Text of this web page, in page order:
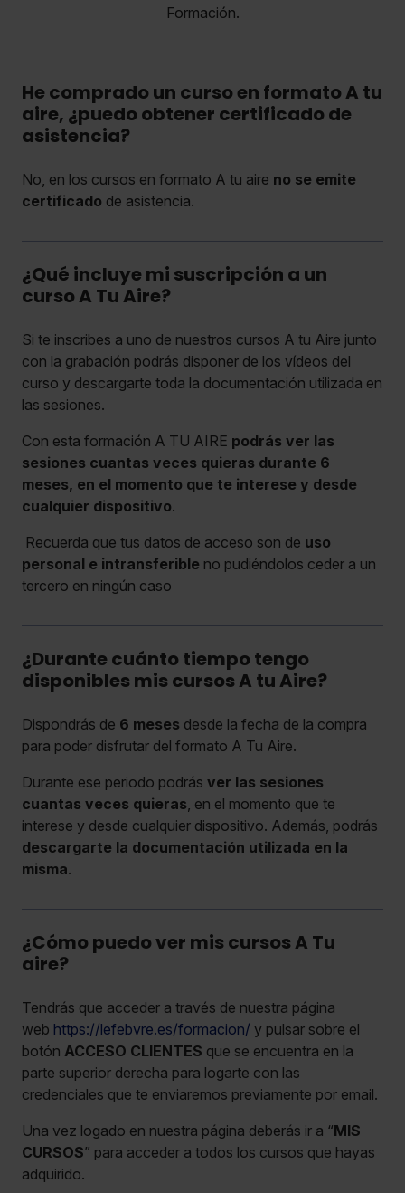
Formación.
He comprado un curso en formato A tu
aire, ¿puedo obtener certificado de
asistencia?
No, en los cursos en formato A tu aire no se emite
certificado de asistencia.
¿Qué incluye mi suscripción a un
curso A Tu Aire?
Si te inscribes a uno de nuestros cursos A tu Aire junto
con la grabación podrás disponer de los vídeos del
curso y descargarte toda la documentación utilizada en
las sesiones.
Con esta formación A TU AIRE podrás ver las
sesiones cuantas veces quieras durante 6
meses, en el momento que te interese y desde
cualquier dispositivo.
Recuerda que tus datos de acceso son de uso
personal e intransferible no pudiéndolos ceder a un
tercero en ningún caso
¿Durante cuánto tiempo tengo
disponibles mis cursos A tu Aire?
Dispondrás de 6 meses desde la fecha de la compra
para poder disfrutar del formato A Tu Aire.
Durante ese periodo podrás ver las sesiones
cuantas veces quieras , en el momento que te
interese y desde cualquier dispositivo. Además, podrás
descargarte la documentación utilizada en la
misma.
¿Cómo puedo ver mis cursos A Tu
aire?
Tendrás que acceder a través de nuestra página
web https://lefebvre.es/formacion/ y pulsar sobre el
botón ACCESO CLIENTES que se encuentra en la
parte superior derecha para logarte con las
credenciales que te enviaremos previamente por email.
Una vez logado en nuestra página deberás ir a “MIS
CURSOS” para acceder a todos los cursos que hayas
adquirido.